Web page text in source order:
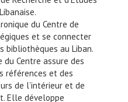
du Centre de
et se connecter
bibliothèques au Liban.
Centre assure des
références et des
de l’intérieur et de
Elle développe